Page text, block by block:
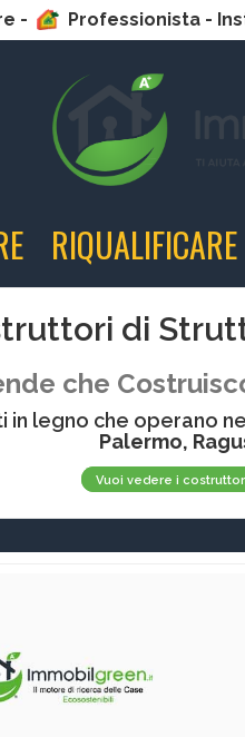
- Professionista -
di
che
legno che operano
Palermo,
Vuoi vedere i